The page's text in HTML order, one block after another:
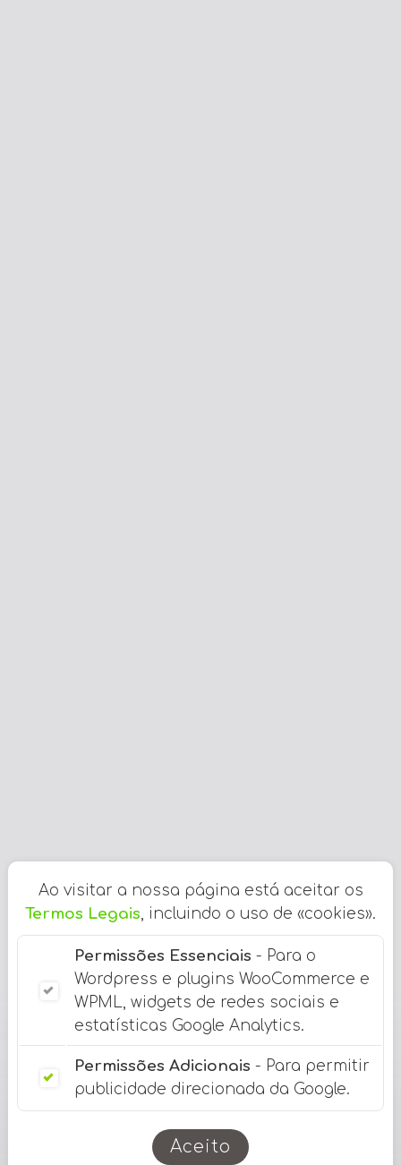
Ao visitar a nossa página está aceitar os
Termos Legais, incluindo o uso de «cookies».
Permissões Essenciais - Para o
Wordpress e plugins WooCommerce e
WPML, widgets de redes sociais e
estatísticas Google Analytics.
Permissões Adicionais - Para permitir
publicidade direcionada da Google.
Aceito